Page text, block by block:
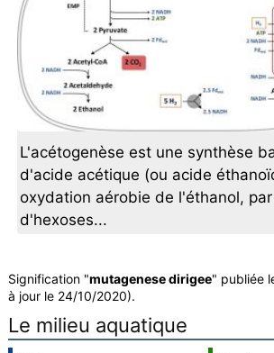
L'acétogenèse est une synthèse
d'acide acétique (ou acide
oxydation aérobie de l'éthanol,
d'hexoses...
Signification "mutagenese dirigee" publiée
à jour le 24/10/2020).
Le milieu aquatique